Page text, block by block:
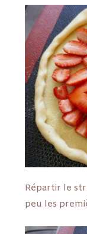
Répartir le
peu les